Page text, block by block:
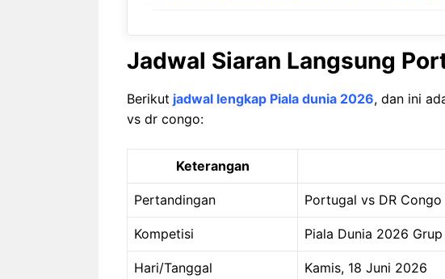
Jadwal Siaran Langsung
Berikut jadwal lengkap Piala dunia 2026, dan ini
vs dr congo:
Keterangan
Pertandingan Portugal vs DR Congo
Kompetisi Piala Dunia 2026 Grup
Hari/Tanggal Kamis, 18 Juni 2026